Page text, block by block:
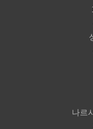
나르